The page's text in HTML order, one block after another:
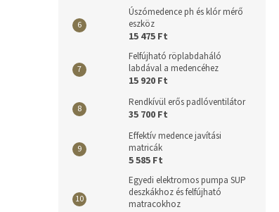
Úszómedence ph és klór mérő
eszköz
15 475 Ft
Felfújható röplabdaháló
labdával a medencéhez
15 920 Ft
Rendkívül erős padlóventilátor
35 700 Ft
Effektív medence javítási
matricák
5 585 Ft
Egyedi elektromos pumpa SUP
deszkákhoz és felfújható
matracokhoz